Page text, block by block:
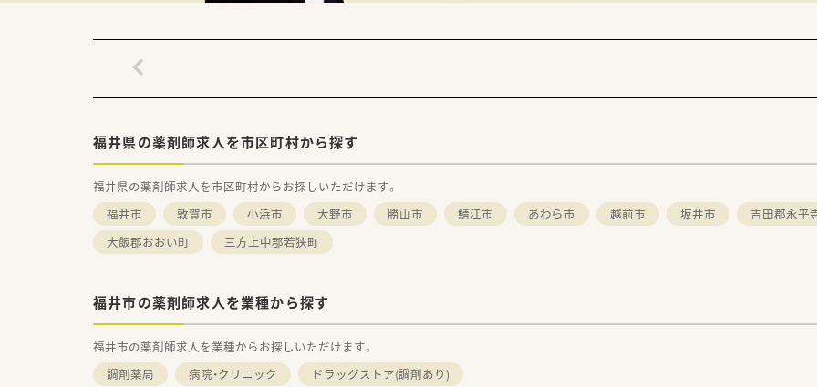
福井県の薬剤師求人を市区町村から探す
福井県の薬剤師求人を市区町村からお探しいただけます。
福井市
敦賀市 小浜市 大野市 勝山市 鯖江市 あわら市 越前市 坂井市 吉田郡永平
大飯郡おおい町
三方上中郡若狭町
福井市の薬剤師求人を業種から探す
福井市の薬剤師求人を業種からお探しいただけます。
調剤薬局
病院・クリニック ドラッグストア(調剤あり)